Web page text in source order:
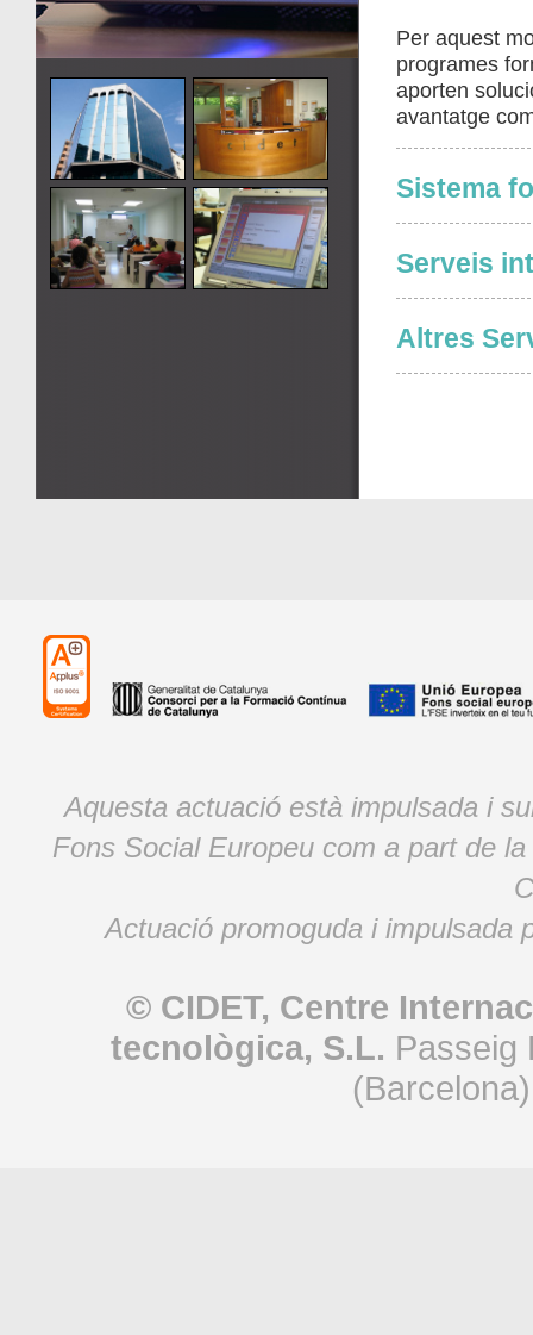
Per aquest
programes
aporten
avantatge
Sistema
Serveis
Altres
Aquesta actuació està impulsada i
Fons Social Europeu com a part de
Actuació promoguda i impulsada
© CIDET, Centre
tecnològica, S.L. Passeig